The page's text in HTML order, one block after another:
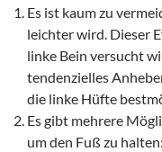
Es ist kaum zu
leichter wird. Dieser
linke Bein versucht
tendenzielles
die linke Hüfte
Es gibt mehrere
um den Fuß zu halten: